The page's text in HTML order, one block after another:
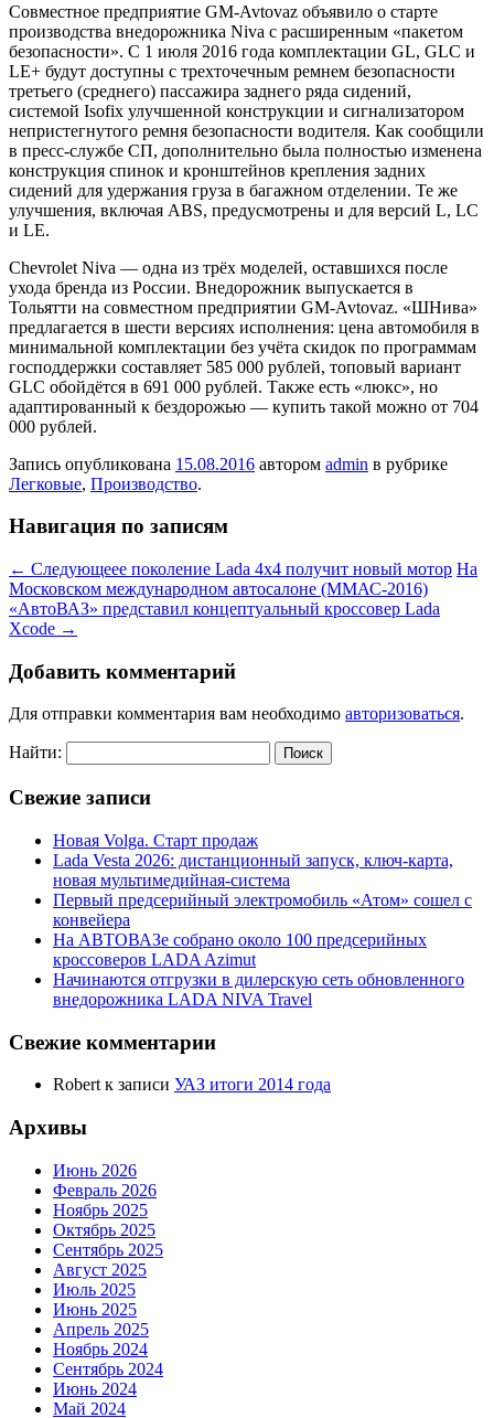
Совместное предприятие GM-Avtovaz объявило о старте
производства внедорожника Niva с расширенным «пакетом
безопасности». С 1 июля 2016 года комплектации GL, GLC и
LE+ будут доступны с трехточечным ремнем безопасности
третьего (среднего) пассажира заднего ряда сидений,
системой Isofix улучшенной конструкции и сигнализатором
непристегнутого ремня безопасности водителя. Как сообщили
в пресс-службе СП, дополнительно была полностью изменена
конструкция спинок и кронштейнов крепления задних
сидений для удержания груза в багажном отделении. Те же
улучшения, включая ABS, предусмотрены и для версий L, LC
и LE.
Chevrolet Niva — одна из трёх моделей, оставшихся после
ухода бренда из России. Внедорожник выпускается в
Тольятти на совместном предприятии GM-Avtovaz. «ШНива»
предлагается в шести версиях исполнения: цена автомобиля в
минимальной комплектации без учёта скидок по программам
господдержки составляет 585 000 рублей, топовый вариант
GLC обойдётся в 691 000 рублей. Также есть «люкс», но
адаптированный к бездорожью — купить такой можно от 704
000 рублей.
Запись опубликована 15.08.2016 автором admin в рубрике
Легковые, Производство.
Навигация по записям
← Следующеее поколение Lada 4х4 получит новый мотор На
Московском международном автосалоне (ММАС-2016)
«АвтоВАЗ» представил концептуальный кроссовер Lada
Xcode →
Добавить комментарий
Для отправки комментария вам необходимо авторизоваться.
Найти:
Свежие записи
Новая Volga. Старт продаж
Lada Vesta 2026: дистанционный запуск, ключ-карта,
новая мультимедийная-система
Первый предсерийный электромобиль «Атом» сошел с
конвейера
На АВТОВАЗе собрано около 100 предсерийных
кроссоверов LADA Azimut
Начинаются отгрузки в дилерскую сеть обновленного
внедорожника LADA NIVA Travel
Свежие комментарии
Robert к записи УАЗ итоги 2014 года
Архивы
Июнь 2026
Февраль 2026
Ноябрь 2025
Октябрь 2025
Сентябрь 2025
Август 2025
Июль 2025
Июнь 2025
Апрель 2025
Ноябрь 2024
Сентябрь 2024
Июнь 2024
Май 2024